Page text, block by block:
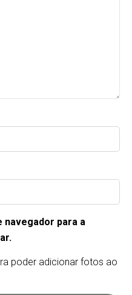
navegador para a
poder adicionar fotos ao